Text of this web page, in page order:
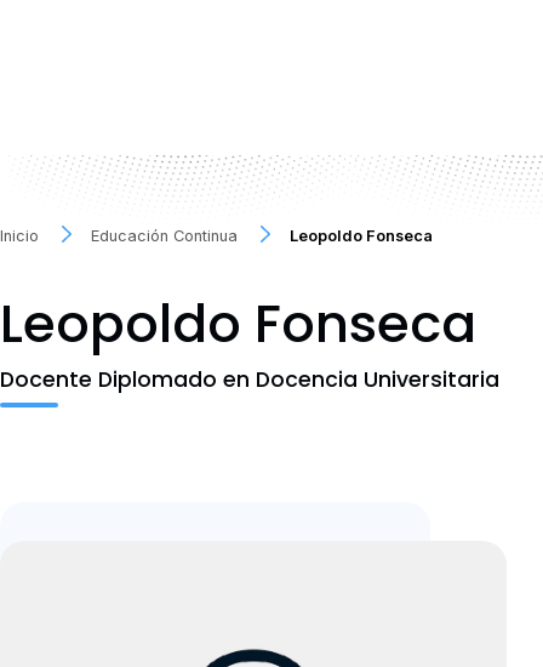
Inicio Educación Continua Leopoldo Fonseca
Leopoldo Fonseca
Docente Diplomado en Docencia Universitaria